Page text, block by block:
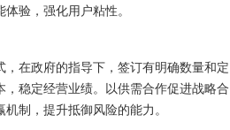
验，强化用户粘性。
在政府的指导下，签订有明确数量和定
稳定经营业绩。以供需合作促进战略合
制，提升抵御风险的能力。